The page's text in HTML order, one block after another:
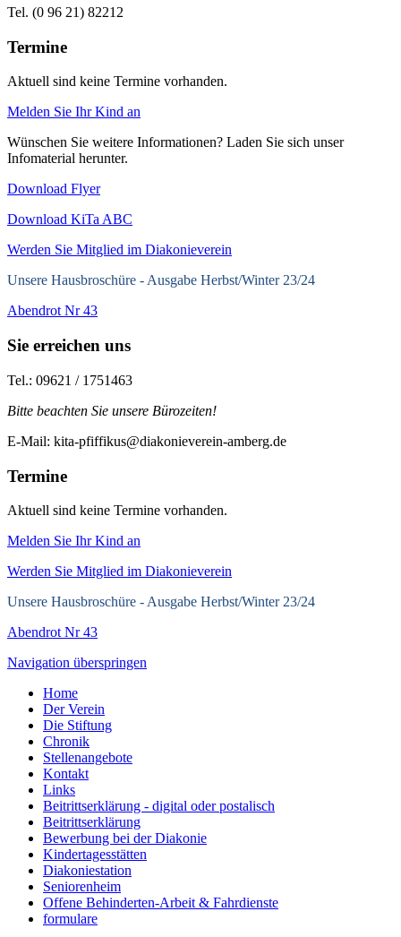
Tel. (0 96 21) 82212
Termine
Aktuell sind keine Termine vorhanden.
Melden Sie Ihr Kind an
Wünschen Sie weitere Informationen? Laden Sie sich unser
Infomaterial herunter.
Download Flyer
Download KiTa ABC
Werden Sie Mitglied im Diakonieverein
Unsere Hausbroschüre - Ausgabe Herbst/Winter 23/24
Abendrot Nr 43
Sie erreichen uns
Tel.: 09621 / 1751463
Bitte beachten Sie unsere Bürozeiten!
E-Mail: kita-pfiffikus@diakonieverein-amberg.de
Termine
Aktuell sind keine Termine vorhanden.
Melden Sie Ihr Kind an
Werden Sie Mitglied im Diakonieverein
Unsere Hausbroschüre - Ausgabe Herbst/Winter 23/24
Abendrot Nr 43
Navigation überspringen
Home
Der Verein
Die Stiftung
Chronik
Stellenangebote
Kontakt
Links
Beitrittserklärung - digital oder postalisch
Beitrittserklärung
Bewerbung bei der Diakonie
Kindertagesstätten
Diakoniestation
Seniorenheim
Offene Behinderten-Arbeit & Fahrdienste
formulare